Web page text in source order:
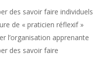
des savoir faire individuels
de « praticien réflexif »
l’organisation apprenante
des savoir faire